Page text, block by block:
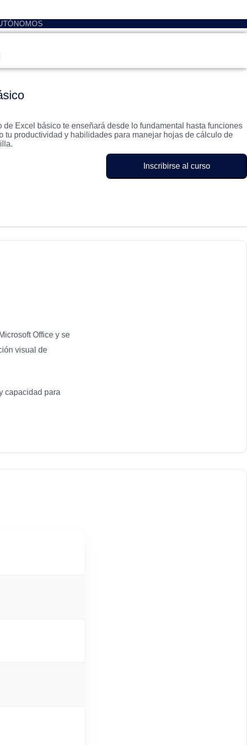
de Excel básico te enseñará desde lo fundamental hasta funciones
tu productividad y habilidades para manejar hojas de cálculo de
Inscribirse al curso
Office y se
visual de
capacidad para